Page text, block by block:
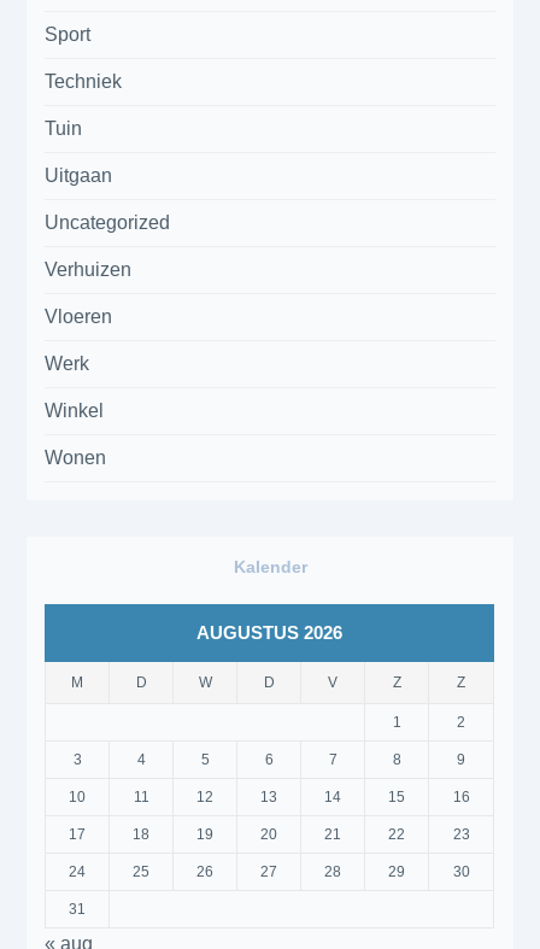
Sport
Techniek
Tuin
Uitgaan
Uncategorized
Verhuizen
Vloeren
Werk
Winkel
Wonen
Kalender
AUGUSTUS 2026
M D W D V Z Z
1 2
3 4 5 6 7 8 9
10 11 12 13 14 15 16
17 18 19 20 21 22 23
24 25 26 27 28 29 30
31
« aug